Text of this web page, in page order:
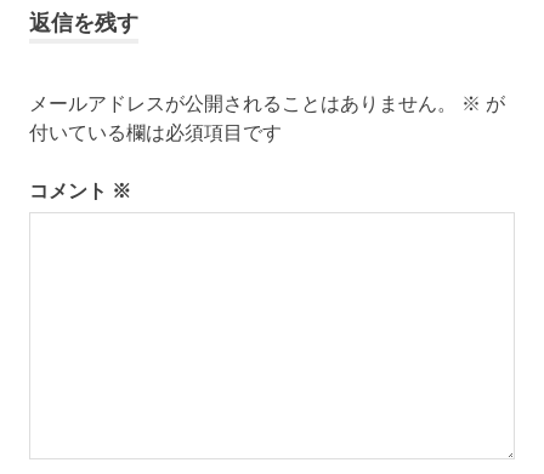
ビ
ゲ
ー
シ
返信を残す
メールアドレスが公開されることはありません。 ※ が
付いている欄は必須項目です
コメント ※